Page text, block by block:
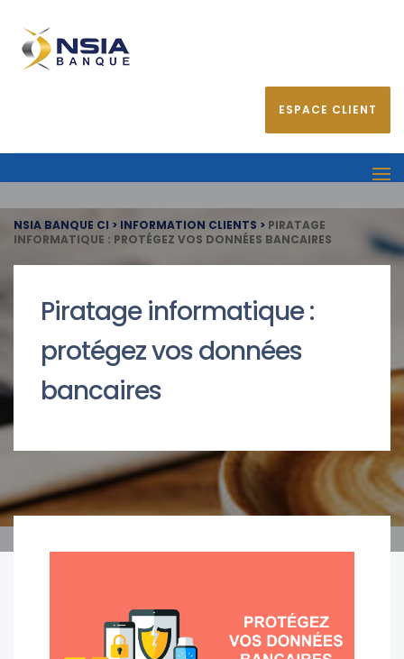
ESPACE CLIENT
NSIA BANQUE CI > INFORMATION CLIENTS > PIRATAGE
INFORMATIQUE : PROTÉGEZ VOS DONNÉES BANCAIRES
Piratage informatique :
protégez vos données
bancaires